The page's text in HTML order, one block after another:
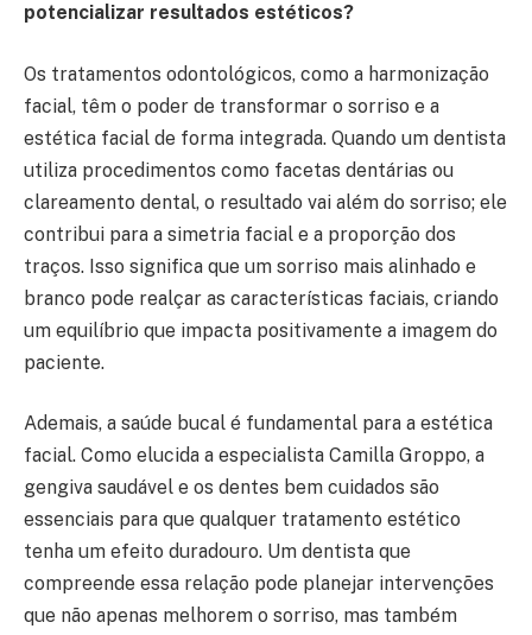
potencializar resultados estéticos?
Os tratamentos odontológicos, como a harmonização
facial, têm o poder de transformar o sorriso e a
estética facial de forma integrada. Quando um dentista
utiliza procedimentos como facetas dentárias ou
clareamento dental, o resultado vai além do sorriso; ele
contribui para a simetria facial e a proporção dos
traços. Isso significa que um sorriso mais alinhado e
branco pode realçar as características faciais, criando
um equilíbrio que impacta positivamente a imagem do
paciente.
Ademais, a saúde bucal é fundamental para a estética
facial. Como elucida a especialista Camilla Groppo, a
gengiva saudável e os dentes bem cuidados são
essenciais para que qualquer tratamento estético
tenha um efeito duradouro. Um dentista que
compreende essa relação pode planejar intervenções
que não apenas melhorem o sorriso, mas também